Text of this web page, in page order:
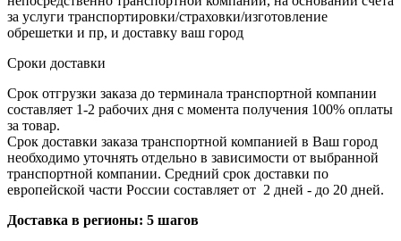
за услуги транспортировки/страховки/изготовление
обрешетки и пр, и доставку ваш город
Сроки доставки
Срок отгрузки заказа до терминала транспортной компании
составляет 1-2 рабочих дня с момента получения 100% оплаты
за товар.
Срок доставки заказа транспортной компанией в Ваш город
необходимо уточнять отдельно в зависимости от выбранной
транспортной компании. Средний срок доставки по
европейской части России составляет от 2 дней - до 20 дней.
Доставка в регионы: 5 шагов